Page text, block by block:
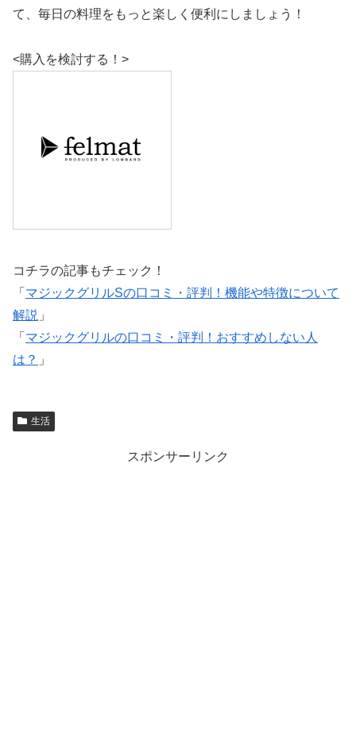
て、毎日の料理をもっと楽しく便利にしましょう！
<購入を検討する！>
コチラの記事もチェック！
「 マジックグリルSの口コミ・評判！機能や特徴について
解説 」
「 マジックグリルの口コミ・評判！おすすめしない人
は？ 」
生活
スポンサーリンク